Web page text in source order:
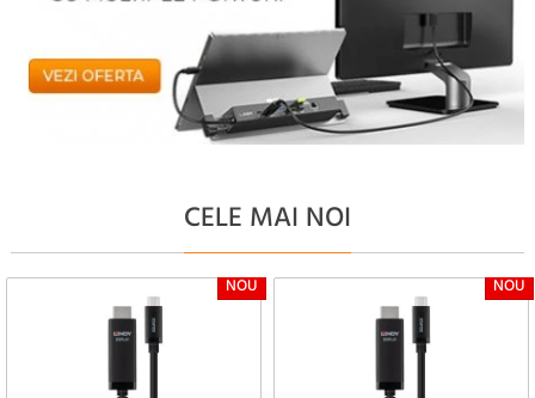
CELE MAI NOI
NOU NOU